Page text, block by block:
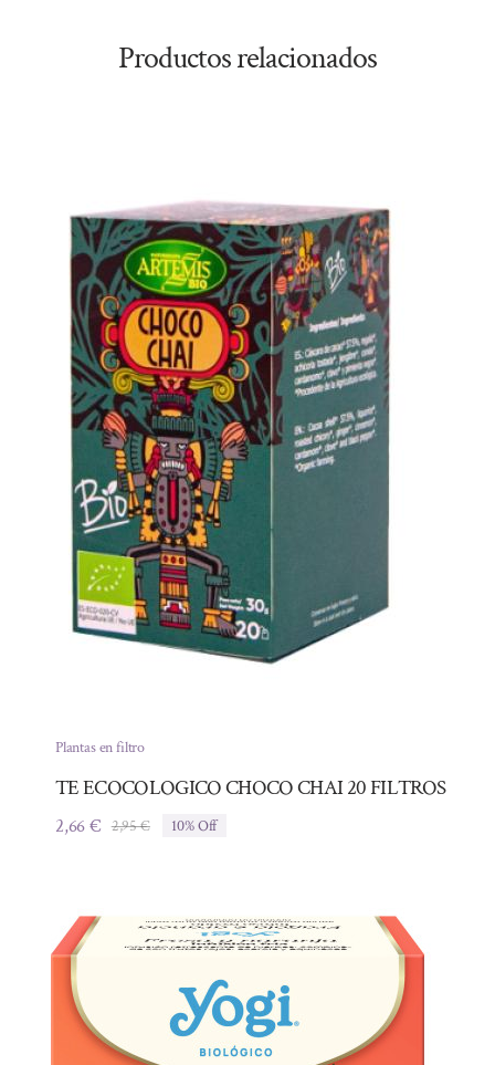
Productos relacionados
Plantas en filtro
TE ECOCOLOGICO CHOCO CHAI 20 FILTROS
2,95€El
2,95 €.
2,66€
El
2,66 €.
10% Off